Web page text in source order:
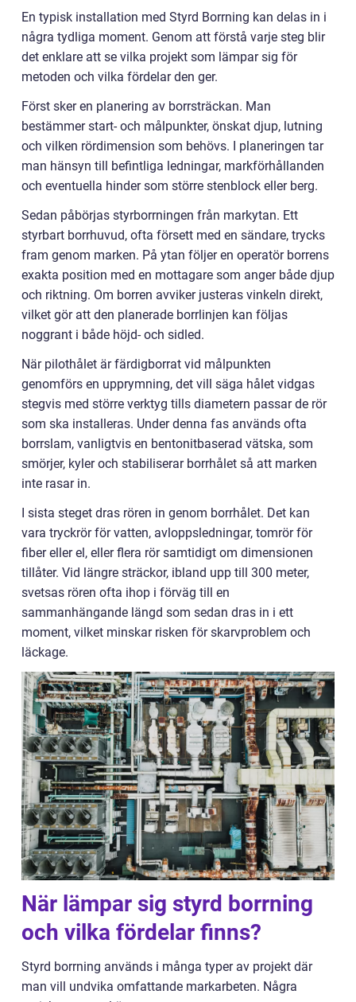
En typisk installation med Styrd Borrning kan delas in i
några tydliga moment. Genom att förstå varje steg blir
det enklare att se vilka projekt som lämpar sig för
metoden och vilka fördelar den ger.
Först sker en planering av borrsträckan. Man
bestämmer start- och målpunkter, önskat djup, lutning
och vilken rördimension som behövs. I planeringen tar
man hänsyn till befintliga ledningar, markförhållanden
och eventuella hinder som större stenblock eller berg.
Sedan påbörjas styrborrningen från markytan. Ett
styrbart borrhuvud, ofta försett med en sändare, trycks
fram genom marken. På ytan följer en operatör borrens
exakta position med en mottagare som anger både djup
och riktning. Om borren avviker justeras vinkeln direkt,
vilket gör att den planerade borrlinjen kan följas
noggrant i både höjd- och sidled.
När pilothålet är färdigborrat vid målpunkten
genomförs en upprymning, det vill säga hålet vidgas
stegvis med större verktyg tills diametern passar de rör
som ska installeras. Under denna fas används ofta
borrslam, vanligtvis en bentonitbaserad vätska, som
smörjer, kyler och stabiliserar borrhålet så att marken
inte rasar in.
I sista steget dras rören in genom borrhålet. Det kan
vara tryckrör för vatten, avloppsledningar, tomrör för
fiber eller el, eller flera rör samtidigt om dimensionen
tillåter. Vid längre sträckor, ibland upp till 300 meter,
svetsas rören ofta ihop i förväg till en
sammanhängande längd som sedan dras in i ett
moment, vilket minskar risken för skarvproblem och
läckage.
När lämpar sig styrd borrning
och vilka fördelar finns?
Styrd borrning används i många typer av projekt där
man vill undvika omfattande markarbeten. Några